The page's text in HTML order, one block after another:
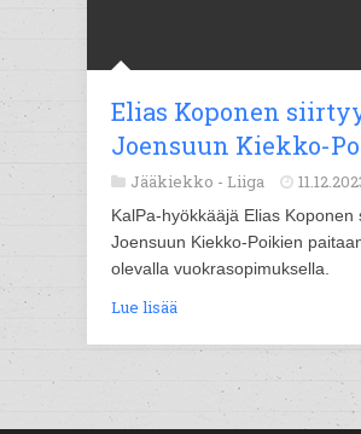
Elias Koponen
Joensuun Kiekko-
Jääkiekko - Liiga
KalPa-hyökkääjä Elias
Joensuun Kiekko-Poikien
olevalla vuokrasopimuksella.
Lue lisää